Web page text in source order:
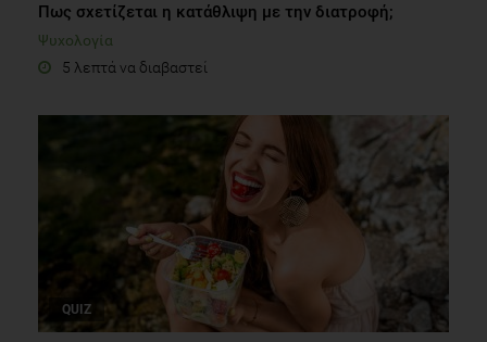
Πως σχετίζεται η κατάθλιψη με την διατροφή;
Ψυχολογία
5 λεπτά να διαβαστεί
QUIZ